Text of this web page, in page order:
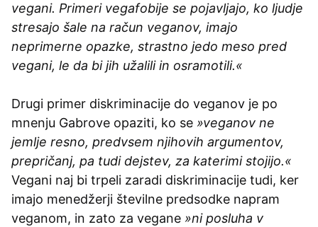
vegani. Primeri vegafobije se pojavljajo, ko ljudje
stresajo šale na račun veganov, imajo
neprimerne opazke, strastno jedo meso pred
vegani, le da bi jih užalili in osramotili.«
Drugi primer diskriminacije do veganov je po
mnenju Gabrove opaziti, ko se »veganov ne
jemlje resno, predvsem njihovih argumentov,
prepričanj, pa tudi dejstev, za katerimi stojijo.«
Vegani naj bi trpeli zaradi diskriminacije tudi, ker
imajo menedžerji številne predsodke napram
veganom, in zato za vegane »ni posluha v